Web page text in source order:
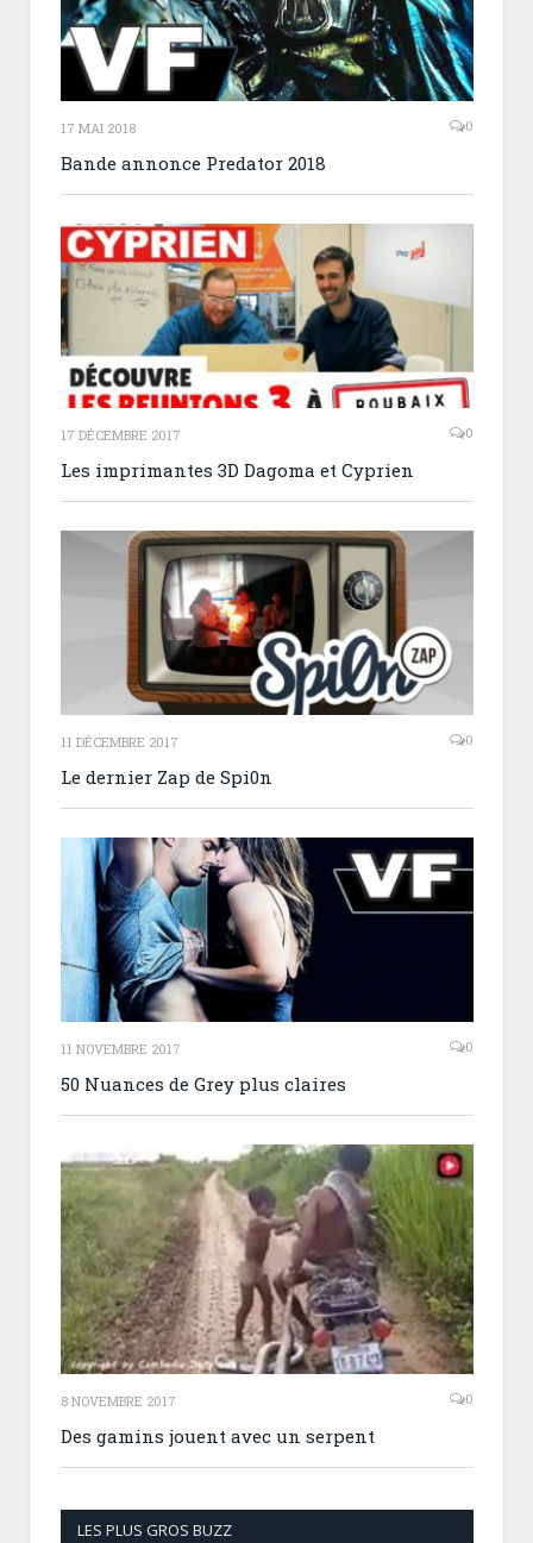
17 MAI 2018 0
Bande annonce Predator 2018
17 DÉCEMBRE 2017 0
Les imprimantes 3D Dagoma et Cyprien
11 DÉCEMBRE 2017 0
Le dernier Zap de Spi0n
11 NOVEMBRE 2017 0
50 Nuances de Grey plus claires
8 NOVEMBRE 2017 0
Des gamins jouent avec un serpent
LES PLUS GROS BUZZ